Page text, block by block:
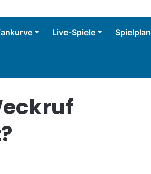
Live-Spiele Spielplan